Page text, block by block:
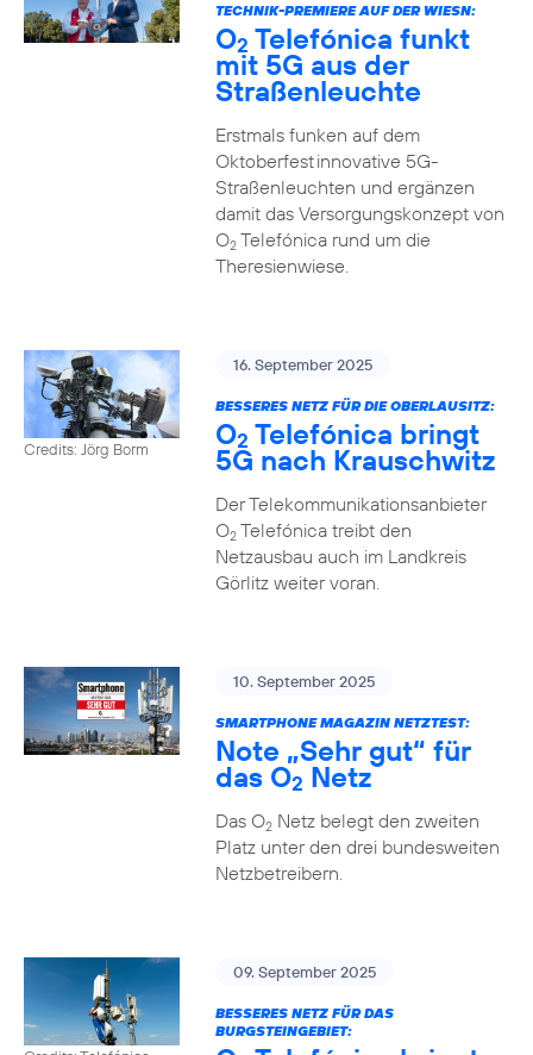
TECHNIK-PREMIERE AUF DER WIESN:
O2 Telefónica funkt
mit 5G aus der
Straßenleuchte
Erstmals funken auf dem
Oktoberfest innovative 5G-
Straßenleuchten und ergänzen
damit das Versorgungskonzept von
O2Telefónica rund um die
Theresienwiese.
Credits: Jörg Borm
16. September 2025
BESSERES NETZ FÜR DIE OBERLAUSITZ:
O2 Telefónica bringt
5G nach Krauschwitz
Der Telekommunikationsanbieter
O2Telefónica treibt den
Netzausbau auch im Landkreis
Görlitz weiter voran.
10. September 2025
SMARTPHONE MAGAZIN NETZTEST:
Note „Sehr gut“ für
das O2 Netz
Das O2Netz belegt den zweiten
Platz unter den drei bundesweiten
Netzbetreibern.
09. September 2025
BESSERES NETZ FÜR DAS
BURGSTEINGEBIET: